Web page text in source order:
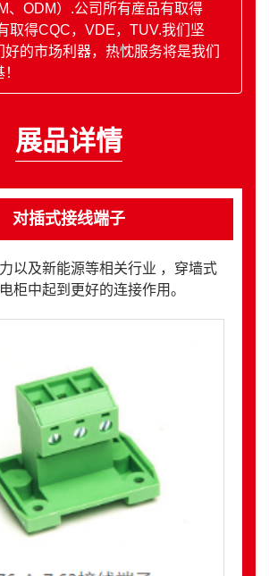
、ODM）.公司所有産品有取得
取得CQC，VDE，TUV.我们坚
的市场利器，热忱服务将是我们
展品详情
对插式接线端子
以及新能源等相关行业 ，穿墙式
柜中起到更好的连接作用。